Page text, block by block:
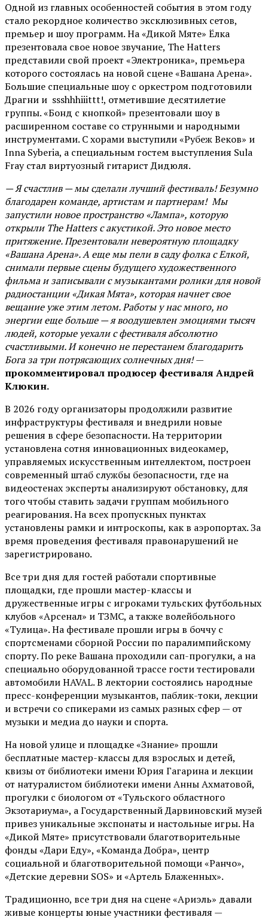
Одной из главных особенностей события в этом году
стало рекордное количество эксклюзивных сетов,
премьер и шоу программ. На «Дикой Мяте» Ёлка
презентовала свое новое звучание, The Hatters
представили свой проект «Электроника», премьера
которого состоялась на новой сцене «Вашана Арена».
Большие специальные шоу с оркестром подготовили
Драгни и ssshhhiiittt!, отметившие десятилетие
группы. «Бонд с кнопкой» презентовали шоу в
расширенном составе со струнными и народными
инструментами. С хорами выступили «Рубеж Веков» и
Inna Syberia, а специальным гостем выступления Sula
Fray стал виртуозный гитарист Дидюля.
— Я счастлив — мы сделали лучший фестиваль! Безумно
благодарен команде, артистам и партнерам! Мы
запустили новое пространство «Лампа», которую
открыли The Hatters с акустикой. Это новое место
притяжение. Презентовали невероятную площадку
«Вашана Арена». А еще мы пели в саду фолка с Елкой,
снимали первые сцены будущего художественного
фильма и записывали с музыкантами ролики для новой
радиостанции «Дикая Мята», которая начнет свое
вещание уже этим летом. Работы у нас много, но
энергии еще больше — я воодушевлен эмоциями тысяч
людей, которые уехали с фестиваля абсолютно
счастливыми. И конечно не перестанем благодарить
Бога за три потрясающих солнечных дня!—
прокомментировал продюсер фестиваля Андрей
Клюкин.
В 2026 году организаторы продолжили развитие
инфраструктуры фестиваля и внедрили новые
решения в сфере безопасности. На территории
установлена сотня инновационных видеокамер,
управляемых искусственным интеллектом, построен
современный штаб службы безопасности, где на
видеостенах эксперты анализируют обстановку, для
того чтобы ставить задачи группам мобильного
реагирования. На всех пропускных пунктах
установлены рамки и интроскопы, как в аэропортах. За
время проведения фестиваля правонарушений не
зарегистрировано.
Все три дня для гостей работали спортивные
площадки, где прошли мастер-классы и
дружественные игры с игроками тульских футбольных
клубов «Арсенал» и ТЗМС, а также волейбольного
«Тулица». На фестивале прошли игры в боччу с
спортсменами сборной России по паралимпийскому
спорту. По реке Вашана проходили сап-прогулки, а на
специально оборудованной трассе гости тестировали
автомобили HAVAL. В лектории состоялись народные
пресс-конференции музыкантов, паблик-токи, лекции
и встречи со спикерами из самых разных сфер — от
музыки и медиа до науки и спорта.
На новой улице и площадке «Знание» прошли
бесплатные мастер-классы для взрослых и детей,
квизы от библиотеки имени Юрия Гагарина и лекции
от натуралистом библиотеки имени Анны Ахматовой,
прогулки с биологом от «Тульского областного
Экзотариума», а Государственный Дарвиновский музей
привез уникальные экспонаты и настольные игры. На
«Дикой Мяте» присутствовали благотворительные
фонды «Дари Еду», «Команда Добра», центр
социальной и благотворительной помощи «Ранчо»,
«Детские деревни SOS» и «Артель Блаженных».
Традиционно, все три дня на сцене«Ариэль» давали
живые концерты юные участники фестиваля —